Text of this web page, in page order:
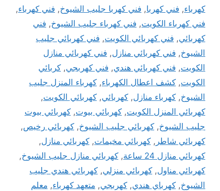
كهرباء, فني كهربا, فني كهربا جليب الشيوخ, فني كهرباء,
فني كهرباء الكويت, فني كهرباء جليب الشيوخ, فني
كهربائي, فني كهربائي الكويت, فني كهربائي جليب
الشيوخ, فني كهربائي منازل, فني كهربائي منازل
الكويت, فني كهربائي هندي, فني كهربجي, كربائي
الكويت, كشف اعطال الكهرباء, كهرباء المنزل جليب
الشيوخ, كهرباء منازل, كهربائي, كهربائي الكويت,
كهربائي المنزل الكويت, كهربائي بيوت, كهربائي بيوت
جليب الشيوخ, كهربائي جليب الشيوخ, كهربائي رخيص,
كهربائي شاطر , كهربائي مخيمات, كهربائي منازل,
كهربائي منازل 24 ساعة
, كهربائي منازل جليب الشيوخ,
كهربائي مناول, كهربائي منزلي, كهربائي هندي جليب
الشيوخ, كهرباي هندي, كهربجي, متعهد كهرباء, معلم